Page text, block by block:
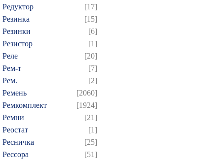
Редуктор
[17]
Резинка
[15]
Резинки
[6]
Резистор
[1]
Реле
[20]
Рем-т
[7]
Рем.
[2]
Ремень
[2060]
Ремкомплект
[1924]
Ремни
[21]
Реостат
[1]
Ресничка
[25]
Рессора
[51]